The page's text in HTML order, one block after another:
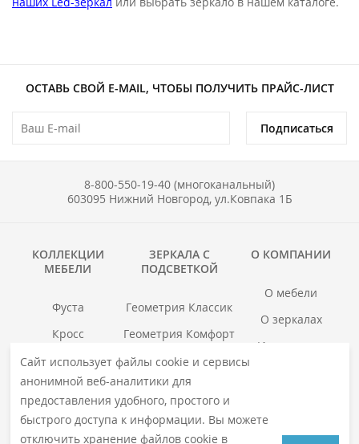
ОСТАВЬ СВОЙ E-MAIL, ЧТОБЫ ПОЛУЧИТЬ ПРАЙС-ЛИСТ
Подписаться
8-800-550-19-40 (многоканальный)
603095 Нижний Новгород, ул.Ковпака 1Б
КОЛЛЕКЦИИ
МЕБЕЛИ
Фуста
Кросс
Гранд
Хоска
Смотреть все →
ЗЕРКАЛА С
ПОДСВЕТКОЙ
Геометрия Классик
Геометрия Комфорт
Геометрия Люкс
Геометрия Медиа
войс
Смотреть все →
О КОМПАНИИ
О мебели
О зеркалах
Инструкции
Сайт использует файлы cookie и сервисы
анонимной веб-аналитики для
предоставления удобного, простого и
быстрого доступа к информации. Вы можете
отключить хранение файлов cookie в